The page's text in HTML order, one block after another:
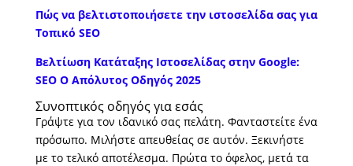
Πώς να βελτιστοποιήσετε την ιστοσελίδα σας για
Τοπικό SEO
Βελτίωση Κατάταξης Ιστοσελίδας στην Google:
SEO Ο Απόλυτος Οδηγός 2025
Συνοπτικός οδηγός για εσάς
Γράψτε για τον ιδανικό σας πελάτη. Φανταστείτε ένα
πρόσωπο. Μιλήστε απευθείας σε αυτόν. Ξεκινήστε
με το τελικό αποτέλεσμα. Πρώτα το όφελος, μετά τα